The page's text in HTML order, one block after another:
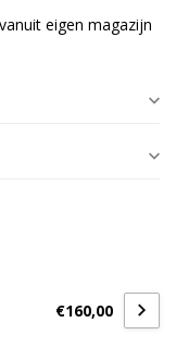
eigen magazijn
€160,00